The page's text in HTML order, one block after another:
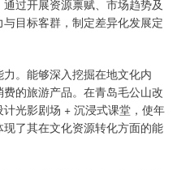
过开展资源禀赋、市场趋势及
目标客群，制定差异化发展定
。能够深入挖掘在地文化内
的旅游产品。在青岛毛公山改
光影剧场 + 沉浸式课堂，使年
了其在文化资源转化方面的能